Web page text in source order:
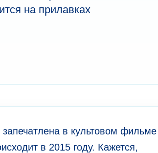
на прилавках
в культовом фильме
в 2015 году. Кажется,